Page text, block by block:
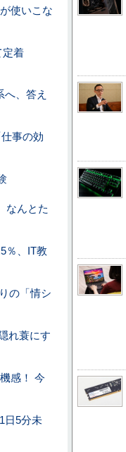
使いこな
定着
、答え
事の効
なんとた
％、IT教
の「情シ
れ蓑にす
感！ 今
日5分未